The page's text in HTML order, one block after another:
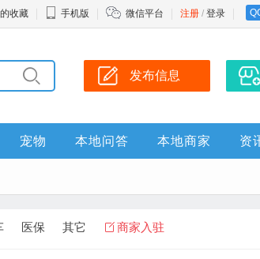
注册 / 登录
收藏 手机版 微信平台
发布信息
宠物 本地问答 本地商家 资
医保 其它 商家入驻